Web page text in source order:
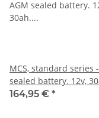
MCS, standard series
sealed battery. 12v,
370cca inkl. 7,50 Euro
164,95 € *